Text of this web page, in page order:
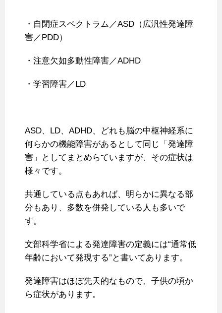
・自閉症スペクトラム／ASD（広汎性発達障
害／PDD）
・注意欠如多動性障害／ADHD
・学習障害／LD
ASD、LD、ADHD、どれも脳の中枢神経系に
何らかの機能障害があるとして同じ「発達障
害」としてまとめらていますが、その症状は
様々です。
共通している点もあれば、明らかに異なる部
分もあり、多数を併発している人も多いで
す。
文部科学省による発達障害の定義には“通常低
年齢において発現する”と書いてあります。
発達障害はほぼ先天的なもので、子供の頃か
ら症状があります。